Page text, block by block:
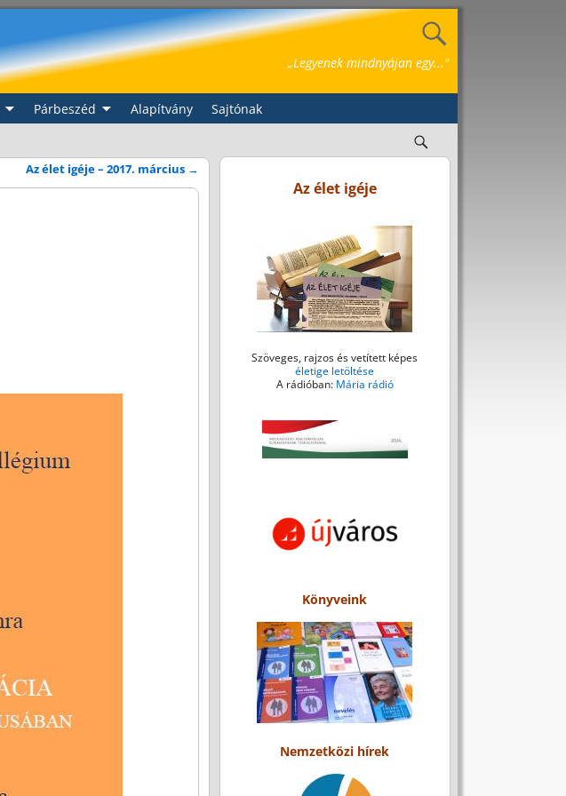
„Legyenek mindnyájan egy..."
Párbeszéd Alapítvány
Sajtónak
Az élet igéje – 2017. március →
Az élet igéje
Szöveges, rajzos és vetített képes
életige letöltése
A rádióban: Mária rádió
Könyveink
Nemzetközi hírek